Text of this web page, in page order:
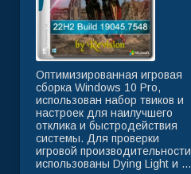
Оптимизированная игровая
сборка Windows 10 Pro,
использован набор твиков и
настроек для наилучшего
отклика и быстродействия
системы. Для проверки
игровой производительности
использованы Dying Light и ...